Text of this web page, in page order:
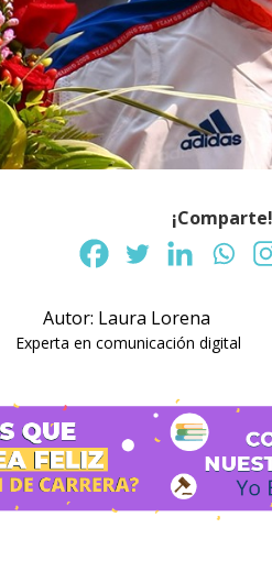
¡Comparte!
Autor: Laura Lorena
Experta en comunicación digital